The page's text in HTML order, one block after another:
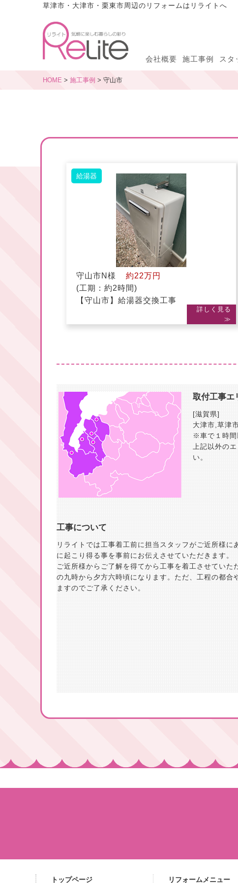
草津市・大津市・栗東市周辺のリフォームはリライトへ
会社概要 施工事例 スタ
HOME > 施工事例 > 守山市
給湯器
守山市N様
約22万円
(工期：約2時間)
【守山市】給湯器交換工事
詳しく見る
≫
取付工事エ
[滋賀県]
大津市 ,草津
※車で１時間
上記以外の
い。
工事について
リライトでは工事着工前に担当スタッフがご近所様
に起こり得る事を事前にお伝えさせていただきます。
ご近所様からご了解を得てから工事を着工させていた
の九時から夕方六時頃になります。ただ、工程の都合
ますのでご了承ください。
トップページ リフォームメニュー